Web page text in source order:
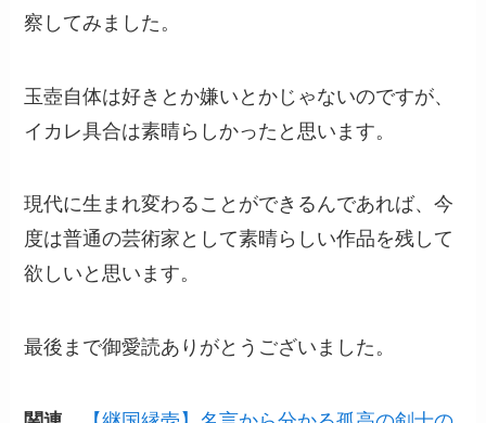
察してみました。
玉壺自体は好きとか嫌いとかじゃないのですが、
イカレ具合は素晴らしかったと思います。
現代に生まれ変わることができるんであれば、今
度は普通の芸術家として素晴らしい作品を残して
欲しいと思います。
最後まで御愛読ありがとうございました。